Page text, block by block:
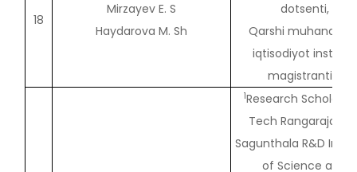
18
Mirzayev E. S
Haydarova M. Sh
dotsenti,
Qarshi
iqtisodiyot instituti,
magistranti.
1Research Scholar,
Tech Rangarajan
Sagunthala R&D
of Science and